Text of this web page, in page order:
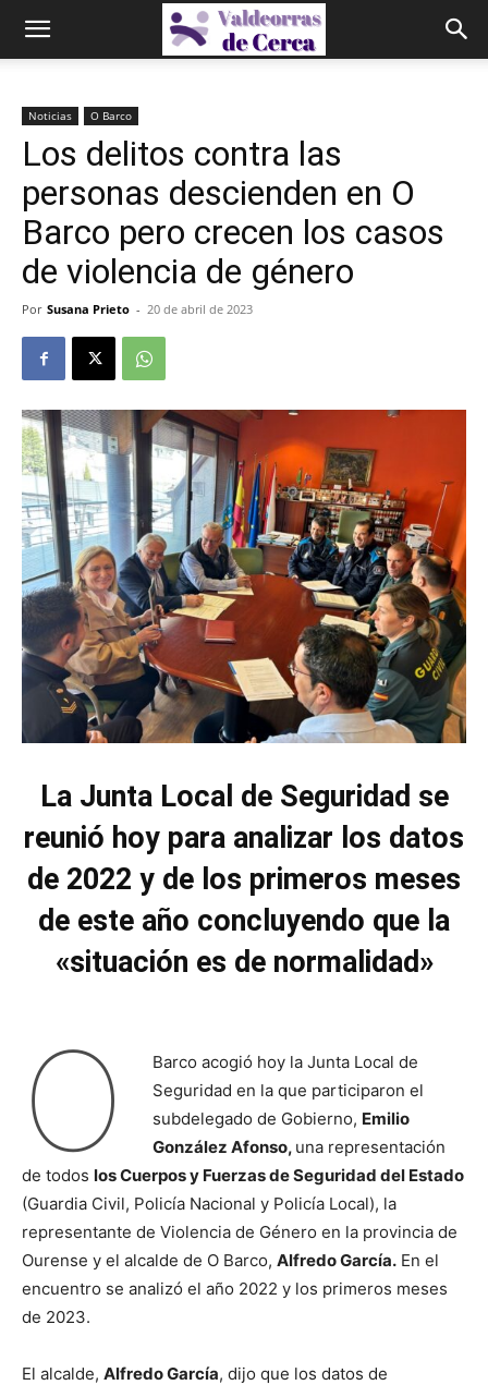
Noticias O Barco
Los delitos contra las
personas descienden en O
Barco pero crecen los casos
de violencia de género
Por Susana Prieto - 20 de abril de 2023
La Junta Local de Seguridad se
reunió hoy para analizar los datos
de 2022 y de los primeros meses
de este año concluyendo que la
«situación es de normalidad»
O
Barco acogió hoy la Junta Local de
Seguridad en la que participaron el
subdelegado de Gobierno, Emilio
González Afonso, una representación
de todos los Cuerpos y Fuerzas de Seguridad del Estado
(Guardia Civil, Policía Nacional y Policía Local), la
representante de Violencia de Género en la provincia de
Ourense y el alcalde de O Barco, Alfredo García. En el
encuentro se analizó el año 2022 y los primeros meses
de 2023.
El alcalde, Alfredo García, dijo que los datos de